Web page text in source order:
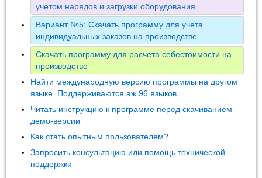
учетом нарядов и загрузки оборудования
Вариант №5: Скачать программу для учета
индивидуальных заказов на производстве
Скачать программу для расчета себестоимости на
производстве
Найти международную версию программы на другом
языке. Поддерживаются аж 96 языков
Читать инструкцию к программе перед скачиванием
демо-версии
Как стать опытным пользователем?
Запросить консультацию или помощь технической
поддержки